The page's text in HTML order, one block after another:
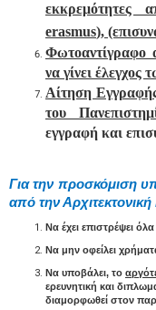
εκκρεμότητες
erasmus),
Φωτοαντίγραφο
να γίνει έλεγχος
Αίτηση
του
εγγραφή και
Για την προσκόμιση
από την
Να έχει επιστρέψει όλα
Να μην οφείλει
Να υποβάλει, το
ερευνητική και
διαμορφωθεί στον